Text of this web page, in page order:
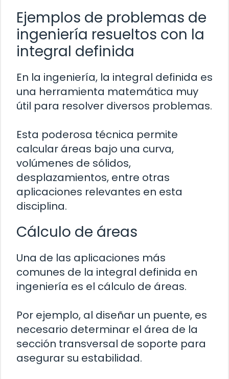
Ejemplos de problemas de
ingeniería resueltos con la
integral definida
En la ingeniería, la integral definida es
una herramienta matemática muy
útil para resolver diversos problemas.
Esta poderosa técnica permite
calcular áreas bajo una curva,
volúmenes de sólidos,
desplazamientos, entre otras
aplicaciones relevantes en esta
disciplina.
Cálculo de áreas
Una de las aplicaciones más
comunes de la integral definida en
ingeniería es el cálculo de áreas.
Por ejemplo, al diseñar un puente, es
necesario determinar el área de la
sección transversal de soporte para
asegurar su estabilidad.